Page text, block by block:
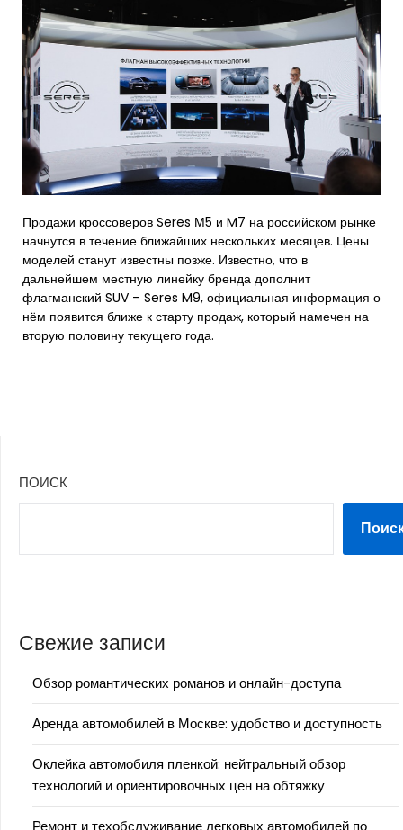
Продажи кроссоверов Seres М5 и M7 на российском рынке
начнутся в течение ближайших нескольких месяцев. Цены
моделей станут известны позже. Известно, что в
дальнейшем местную линейку бренда дополнит
флагманский SUV – Seres M9, официальная информация о
нём появится ближе к старту продаж, который намечен на
вторую половину текущего года.
ПОИСК
Свежие записи
Обзор романтических романов и онлайн-доступа
Аренда автомобилей в Москве: удобство и доступность
Оклейка автомобиля пленкой: нейтральный обзор
технологий и ориентировочных цен на обтяжку
Ремонт и техобслуживание легковых автомобилей по